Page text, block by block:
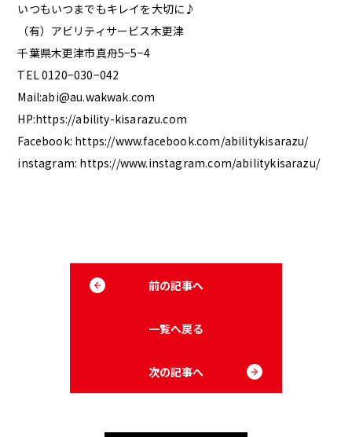
いつもいつまでもキレイを大切に♪
（有）アビリティサービス木更津
千葉県木更津市真舟5−5−4
TEL 0120−030−042
Mail:abi@au.wakwak.com
HP:https://ability-kisarazu.com
Facebook: https://www.facebook.com/abilitykisarazu/
instagram: https://www.instagram.com/abilitykisarazu/
前の記事へ
一覧へ戻る
次の記事へ